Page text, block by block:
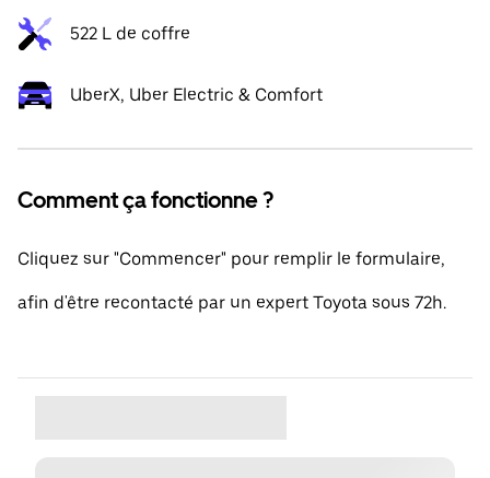
522 L de coffre
UberX, Uber Electric & Comfort
Comment ça fonctionne ?
Cliquez sur "Commencer" pour remplir le formulaire,
afin d'être recontacté par un expert Toyota sous 72h.